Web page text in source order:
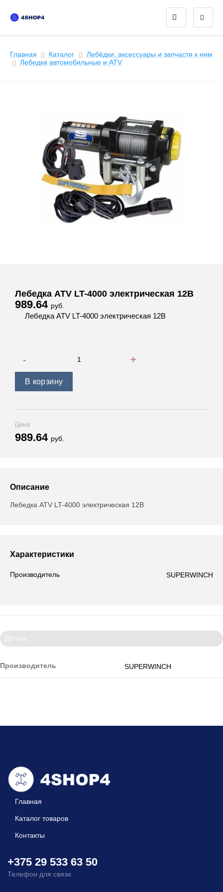
Главная Каталог
Лебёдки, аксессуары и запчасти к ним
Лeбедки автомобильные и ATV
Лебедка ATV LT-4000 электрическая 12В
989.64 руб.
Лебедка ATV LT-4000 электрическая 12В
В корзину
Цена
989.64 руб.
Описание
Лебедка ATV LT-4000 электрическая 12В
Характеристики
Производитель SUPERWINCH
Детали
Производитель SUPERWINCH
Главная
Каталог товаров
Контакты
+375 29 533 63 50
Телефон для связи